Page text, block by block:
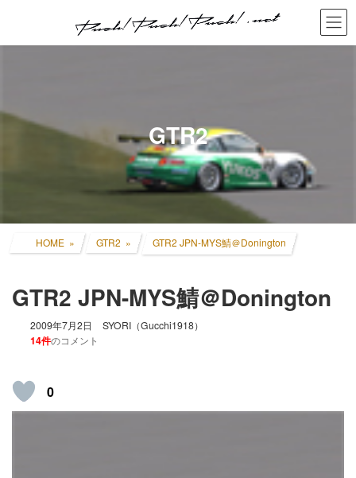
ス
ン
GTR2
HOME GTR2 GTR2 JPN-MYS鯖＠Donington
GTR2 JPN-MYS鯖＠Donington
2009年7月2日 SYORI（Gucchi1918）
14件のコメント
0